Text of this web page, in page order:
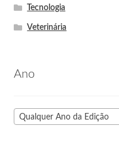
Tecnologia
Veterinária
Ano
Qualquer Ano da Edição